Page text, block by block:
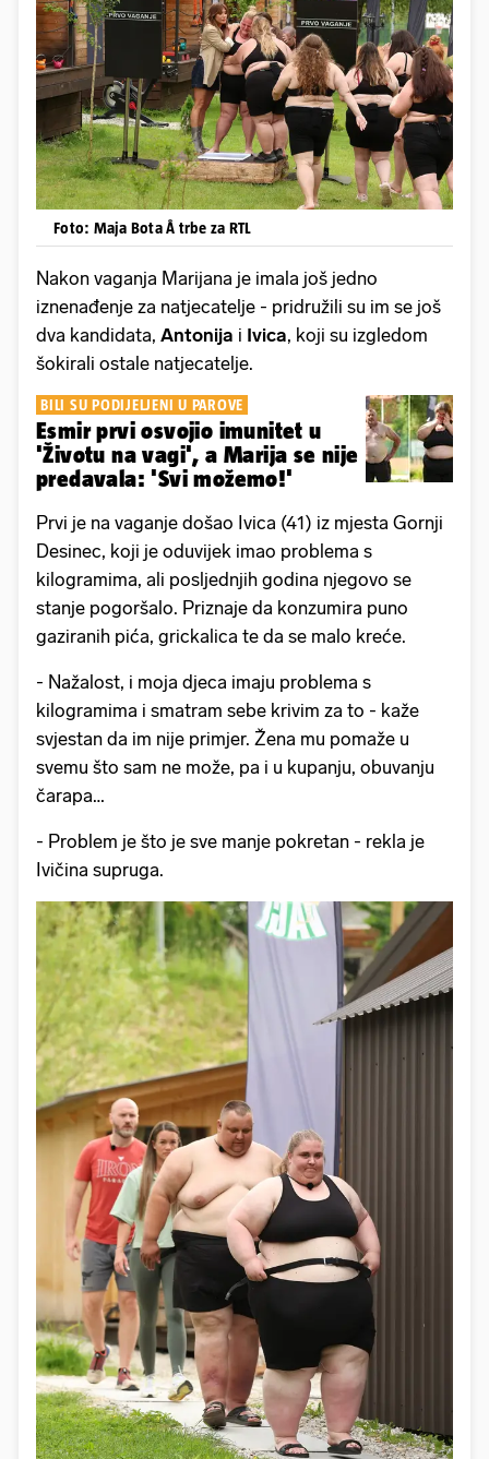
Foto: Maja Bota Å trbe za RTL
Nakon vaganja Marijana je imala još jedno
iznenađenje za natjecatelje - pridružili su im se još
dva kandidata, Antonija i Ivica, koji su izgledom
šokirali ostale natjecatelje.
BILI SU PODIJELJENI U PAROVE
Esmir prvi osvojio imunitet u
'Životu na vagi', a Marija se nije
predavala: 'Svi možemo!'
Prvi je na vaganje došao Ivica (41) iz mjesta Gornji
Desinec, koji je oduvijek imao problema s
kilogramima, ali posljednjih godina njegovo se
stanje pogoršalo. Priznaje da konzumira puno
gaziranih pića, grickalica te da se malo kreće.
- Nažalost, i moja djeca imaju problema s
kilogramima i smatram sebe krivim za to - kaže
svjestan da im nije primjer. Žena mu pomaže u
svemu što sam ne može, pa i u kupanju, obuvanju
čarapa…
- Problem je što je sve manje pokretan - rekla je
Ivičina supruga.